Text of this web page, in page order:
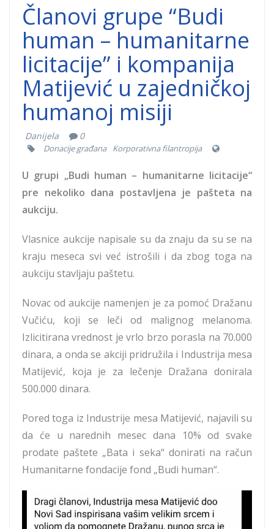
Članovi grupe “Budi
human – humanitarne
licitacije” i kompanija
Matijević u zajedničkoj
humanoj misiji
Danijela 0
Donacije građana Korporativna filantropija
U grupi „Budi human – humanitarne licitacije“
pre nekoliko dana postavljena je pašteta na
aukciju.
Vlasnice aukcije napisale su da znaju da su se na
kraju meseca svi već istrošili i da zbog toga na
aukciju stavljaju paštetu.
Novac od aukcije namenjen je za pomoć Dražanu
Vučiću, koji se leči od malignog melanoma.
Izlicitirana vrednost je vrlo brzo porasla na 70.000
dinara, a onda se akciji pridružila i Industrija mesa
Matijević, koja je za lečenje Dražana donirala
500.000 dinara.
Pored toga iz Industrije mesa Matijević, najavili su
da će u narednih mesec dana 10% od svake
prodate paštete „Bata i seka“ donirati na račun
Humanitarne fondacije fond „Budi human“.